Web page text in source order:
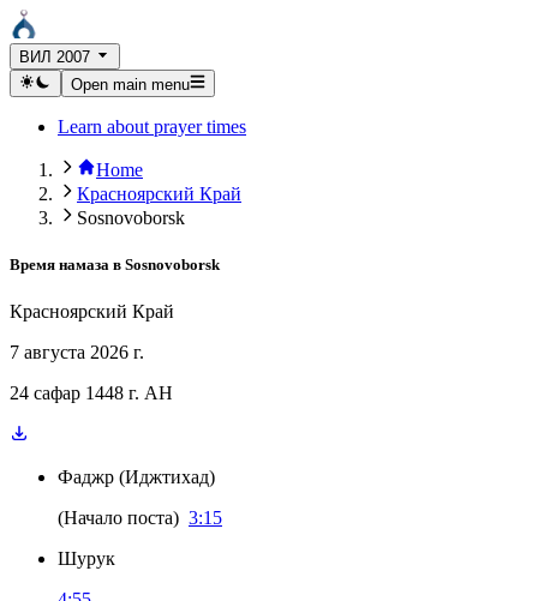
ВИЛ 2007
Open main menu
Learn about prayer times
Home
Красноярский Край
Sosnovoborsk
Время намаза в Sosnovoborsk
Красноярский Край
7 августа 2026 г.
24 сафар 1448 г. AH
Фаджр (Иджтихад)
(Начало поста) 3:15
Шурук